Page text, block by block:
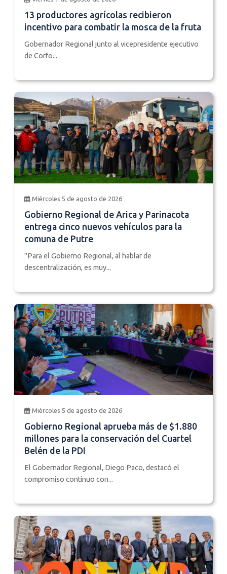
13 productores agrícolas recibieron
incentivo para combatir la mosca de la fruta
Gobernador Regional junto al vicepresidente ejecutivo
de Corfo...
Miércoles 5 de agosto de 2026
Gobierno Regional de Arica y Parinacota
entrega cinco nuevos vehículos para la
comuna de Putre
"Para el Gobierno Regional, al hablar de
descentralización, es muy...
Miércoles 5 de agosto de 2026
Gobierno Regional aprueba más de $1.880
millones para la conservación del Cuartel
Belén de la PDI
El Gobernador Regional, Diego Paco, destacó el
compromiso continuo con...